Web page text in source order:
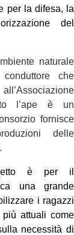
per la difesa, la
del
naturale
che
l’ape è un
fornisce
delle
è per il
una grande
i ragazzi
attuali come
necessità di